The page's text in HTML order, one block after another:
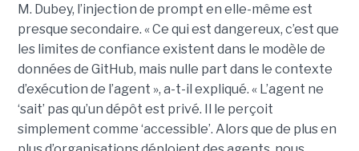
M. Dubey, l’injection de prompt en elle-même est
presque secondaire. « Ce qui est dangereux, c’est que
les limites de confiance existent dans le modèle de
données de GitHub, mais nulle part dans le contexte
d’exécution de l’agent », a-t-il expliqué. « L’agent ne
‘sait’ pas qu’un dépôt est privé. Il le perçoit
simplement comme ‘accessible’. Alors que de plus en